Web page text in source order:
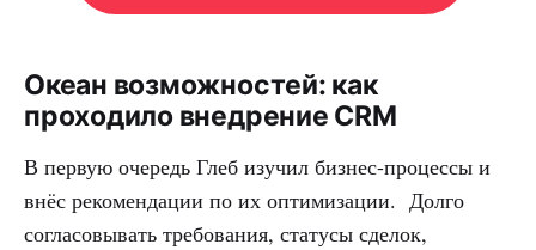
Океан возможностей: как
проходило внедрение CRM
В первую очередь Глеб изучил бизнес-процессы и
внёс рекомендации по их оптимизации. Долго
согласовывать требования, статусы сделок,